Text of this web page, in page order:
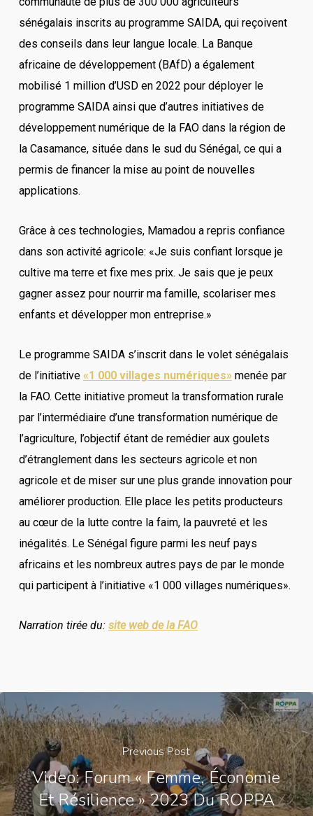
sénégalais inscrits au programme SAIDA, qui reçoivent
des conseils dans leur langue locale. La Banque
africaine de développement (BAfD) a également
mobilisé 1 million d’USD en 2022 pour déployer le
programme SAIDA ainsi que d’autres initiatives de
développement numérique de la FAO dans la région de
la Casamance, située dans le sud du Sénégal, ce qui a
permis de financer la mise au point de nouvelles
applications.
Grâce à ces technologies, Mamadou a repris confiance
dans son activité agricole: «Je suis confiant lorsque je
cultive ma terre et fixe mes prix. Je sais que je peux
gagner assez pour nourrir ma famille, scolariser mes
enfants et développer mon entreprise.»
Le programme SAIDA s’inscrit dans le volet sénégalais
de l’initiative «1 000 villages numériques»menée par
la FAO. Cette initiative promeut la transformation rurale
par l’intermédiaire d’une transformation numérique de
l’agriculture, l’objectif étant de remédier aux goulets
d’étranglement dans les secteurs agricole et non
agricole et de miser sur une plus grande innovation pour
améliorer production. Elle place les petits producteurs
au cœur de la lutte contre la faim, la pauvreté et les
inégalités. Le Sénégal figure parmi les neuf pays
africains et les nombreux autres pays de par le monde
qui participent à l’initiative «1 000 villages numériques».
Narration tirée du: site web de la FAO
Previous Post
Video: Forum « Femme, Économie
Et Résilience » 2023 Du ROPPA